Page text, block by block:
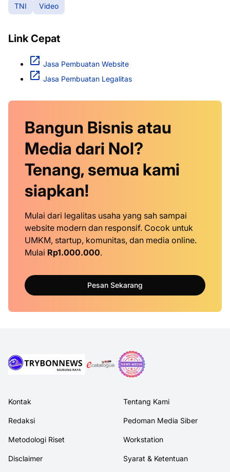
TNI
Video
Link Cepat
Jasa Pembuatan Website
Jasa Pembuatan Legalitas
Bangun Bisnis atau
Media dari Nol?
Tenang, semua kami
siapkan!
Mulai dari legalitas usaha yang sah sampai
website modern dan responsif. Cocok untuk
UMKM, startup, komunitas, dan media online.
Mulai Rp1.000.000.
Pesan Sekarang
Kontak Tentang Kami
Redaksi Pedoman Media Siber
Metodologi Riset Workstation
Disclaimer Syarat & Ketentuan